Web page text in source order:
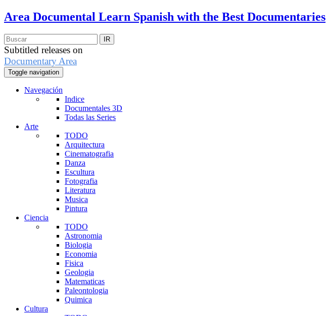
Area Documental Learn Spanish with the Best Documentaries
Subtitled releases on
Documentary Area
Toggle navigation
Navegación
Indice
Documentales 3D
Todas las Series
Arte
TODO
Arquitectura
Cinematografia
Danza
Escultura
Fotografia
Literatura
Musica
Pintura
Ciencia
TODO
Astronomia
Biologia
Economia
Fisica
Geologia
Matematicas
Paleontologia
Quimica
Cultura